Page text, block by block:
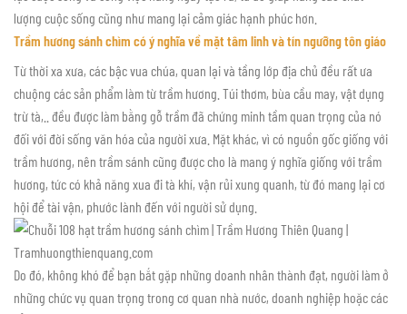
lượng cuộc sống cũng như mang lại cảm giác hạnh phúc hơn.
Trầm hương sánh chìm có ý nghĩa về mặt tâm linh và tín ngưỡng tôn giáo
Từ thời xa xưa, các bậc vua chúa, quan lại và tầng lớp địa chủ đều rất ưa
chuộng các sản phẩm làm từ trầm hương. Túi thơm, bùa cầu may, vật dụng
trừ tà,.. đều được làm bằng gỗ trầm đã chứng minh tầm quan trọng của nó
đối với đời sống văn hóa của người xưa. Mặt khác, vì có nguồn gốc giống với
trầm hương, nên trầm sánh cũng được cho là mang ý nghĩa giống với trầm
hương, tức có khả năng xua đi tà khí, vận rủi xung quanh, từ đó mang lại cơ
hội để tài vận, phước lành đến với người sử dụng.
Do đó, không khó để bạn bắt gặp những doanh nhân thành đạt, người làm ở
những chức vụ quan trọng trong cơ quan nhà nước, doanh nghiệp hoặc các